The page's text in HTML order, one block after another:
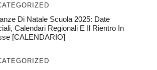
Di Natale Scuola 2025: Date
Calendari Regionali E Il Rientro In
[CALENDARIO]